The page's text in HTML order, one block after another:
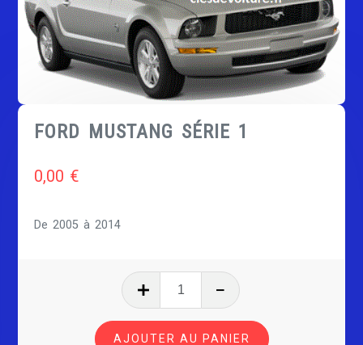
FORD MUSTANG SÉRIE 1
0,00 €
De 2005 à 2014
quantité
FORD
MUSTANG
AJOUTER AU PANIER